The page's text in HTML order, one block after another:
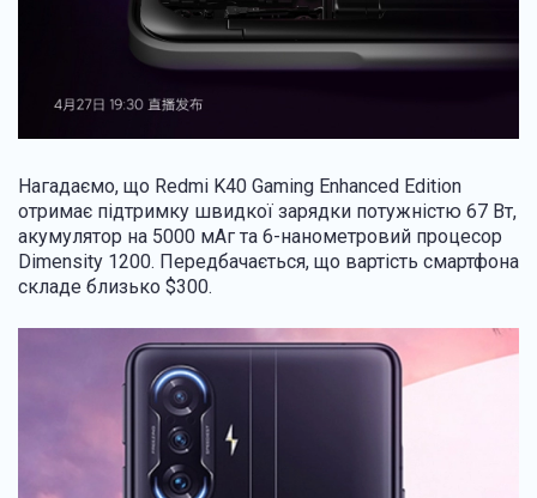
Нагадаємо, що Redmi K40 Gaming Enhanced Edition
отримає підтримку швидкої зарядки потужністю 67 Вт,
акумулятор на 5000 мАг та 6-нанометровий процесор
Dimensity 1200. Передбачається, що вартість смартфона
складе близько $300.